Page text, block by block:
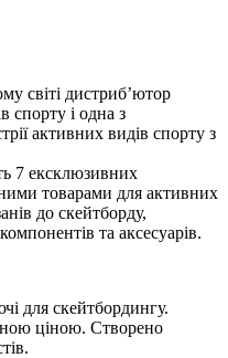
світі дистриб’ютор
спорту і одна з
активних видів спорту з
7 ексклюзивних
товарами для активних
до скейтборду,
та аксесуарів.
для скейтбордингу.
ціною. Створено